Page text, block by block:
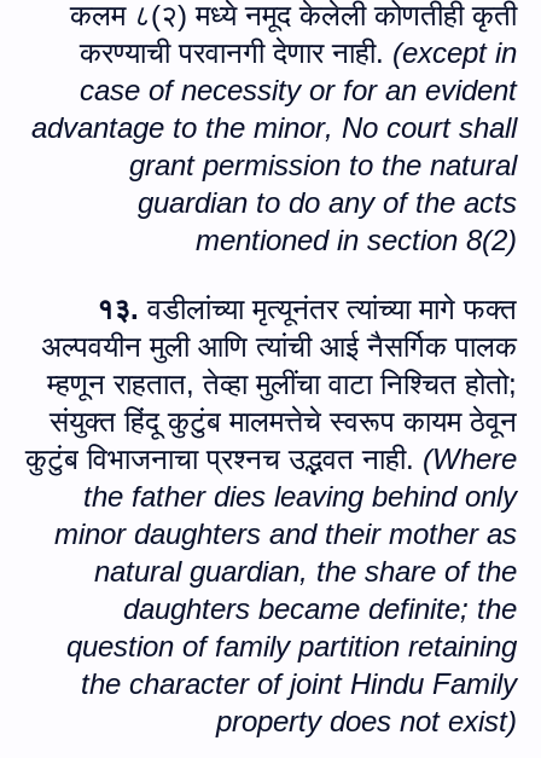
कलम ८(२) मध्ये नमूद केलेली कोणतीही कृती
करण्याची परवानगी देणार नाही. (except in
case of necessity or for an evident
advantage to the minor, No court shall
grant permission to the natural
guardian to do any of the acts
mentioned in section 8(2)
१३. वडीलांच्‍या मृत्यूनंतर त्यांच्या मागे फक्त
अल्पवयीन मुली आणि त्‍यांची आई नैसर्गिक पालक
म्हणून राहतात,तेव्हा मुलींचा वाटा निश्चित होतो;
संयुक्त हिंदू कुटुंब मालमत्तेचे स्वरूप कायम ठेवून
कुटुंब विभाजनाचा प्रश्नच उद्भवत नाही. (Where
the father dies leaving behind only
minor daughters and their mother as
natural guardian, the share of the
daughters became definite; the
question of family partition retaining
the character of joint Hindu Family
property does not exist)